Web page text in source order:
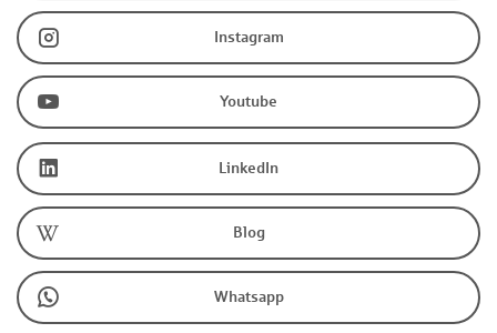
Instagram
Youtube
LinkedIn
Blog
Whatsapp